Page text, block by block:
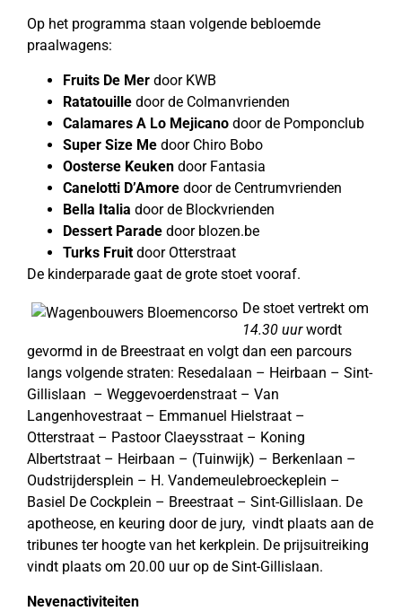
Op het programma staan volgende bebloemde
praalwagens:
Fruits De Mer door KWB
Ratatouille door de Colmanvrienden
Calamares A Lo Mejicano door de Pomponclub
Super Size Me door Chiro Bobo
Oosterse Keuken door Fantasia
Canelotti D’Amore door de Centrumvrienden
Bella Italia door de Blockvrienden
Dessert Parade door blozen.be
Turks Fruit door Otterstraat
De kinderparade gaat de grote stoet vooraf.
De stoet vertrekt om
14.30 uurwordt
gevormd in de Breestraat en volgt dan een parcours
langs volgende straten: Resedalaan – Heirbaan – Sint-
Gillislaan – Weggevoerdenstraat – Van
Langenhovestraat – Emmanuel Hielstraat –
Otterstraat – Pastoor Claeysstraat – Koning
Albertstraat – Heirbaan – (Tuinwijk) – Berkenlaan –
Oudstrijdersplein – H. Vandemeulebroeckeplein –
Basiel De Cockplein – Breestraat – Sint-Gillislaan. De
apotheose, en keuring door de jury, vindt plaats aan de
tribunes ter hoogte van het kerkplein. De prijsuitreiking
vindt plaats om 20.00 uur op de Sint-Gillislaan.
Nevenactiviteiten